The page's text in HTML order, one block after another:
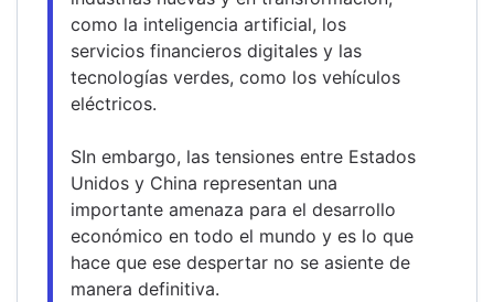
como la inteligencia artificial, los
servicios financieros digitales y las
tecnologías verdes, como los vehículos
eléctricos.
SIn embargo, las tensiones entre Estados
Unidos y China representan una
importante amenaza para el desarrollo
económico en todo el mundo y es lo que
hace que ese despertar no se asiente de
manera definitiva.